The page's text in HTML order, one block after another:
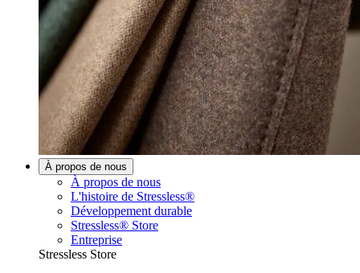
À propos de nous
À propos de nous
L'histoire de Stressless®
Développement durable
Stressless® Store
Entreprise
Stressless Store